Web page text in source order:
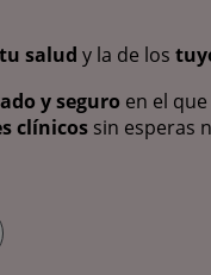
tu salud y la de los
y seguro en el
clínicos sin esperas